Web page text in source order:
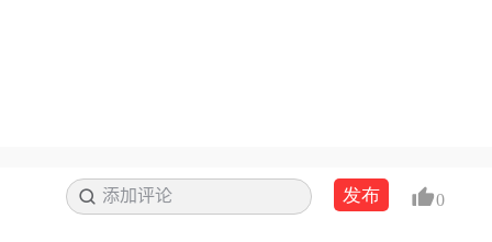
添加评论 搜索发布 0